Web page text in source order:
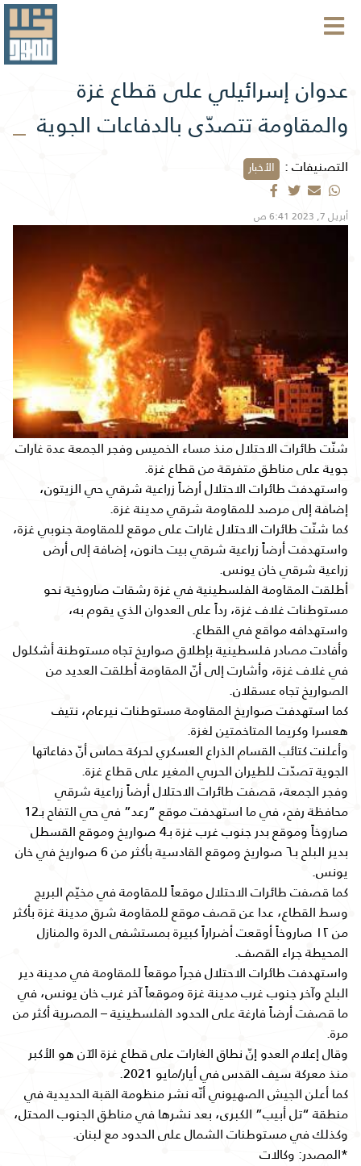
عدوان إسرائيلي على قطاع غزة
والمقاومة تتصدّى بالدفاعات الجوية
التصنيفات : الأخبار
أبريل 7, 2023 6:41 ص
شنّت طائرات الاحتلال منذ مساء الخميس وفجر الجمعة عدة غارات
جوية على مناطق متفرقة من قطاع غزة.
واستهدفت طائرات الاحتلال أرضاً زراعية شرقي حي الزيتون،
إضافة إلى مرصد للمقاومة شرقي مدينة غزة.
كما شنّت طائرات الاحتلال غارات على موقع للمقاومة جنوبي غزة،
واستهدفت أرضاً زراعية شرقي بيت حانون، إضافة إلى أرض
زراعية شرقي خان يونس.
أطلقت المقاومة الفلسطينية في غزة رشقات صاروخية نحو
مستوطنات غلاف غزة، رداً على العدوان الذي يقوم به،
واستهدافه مواقع في القطاع.
وأفادت مصادر فلسطينية بإطلاق صواريخ تجاه مستوطنة أشكلول
في غلاف غزة، وأشارت إلى أنّ المقاومة أطلقت العديد من
الصواريخ تجاه عسقلان.
كما استهدفت صواريخ المقاومة مستوطنات نيرعام، نتيف
هعسرا وكريما المتاخمتين لغزة.
وأعلنت كتائب القسام الذراع العسكري لحركة حماس أنّ دفاعاتها
الجوية تصدّت للطيران الحربي المغير على قطاع غزة.
وفجر الجمعة، قصفت طائرات الاحتلال أرضاً زراعية شرقي
محافظة رفح، في ما استهدفت موقع “رعد” في حي التفاح بـ12
صاروخاً وموقع بدر جنوب غرب غزة بـ4 صواريخ وموقع القسطل
بدير البلح بـ٦ صواريخ وموقع القادسية بأكثر من 6 صواريخ في خان
يونس.
كما قصفت طائرات الاحتلال موقعاً للمقاومة في مخيّم البريج
وسط القطاع، عدا عن قصف موقع للمقاومة شرق مدينة غزة بأكثر
من ١٢ صاروخاً أوقعت أضراراً كبيرة بمستشفى الدرة والمنازل
المحيطة جراء القصف.
واستهدفت طائرات الاحتلال فجراً موقعاً للمقاومة في مدينة دير
البلح وآخر جنوب غرب مدينة غزة وموقعاً آخر غرب خان يونس، في
ما قصفت أرضاً فارغة على الحدود الفلسطينية – المصرية أكثر من
مرة.
وقال إعلام العدو إنّ نطاق الغارات على قطاع غزة الآن هو الأكبر
منذ معركة سيف القدس في أيار/مايو 2021.
كما أعلن الجيش الصهيوني أنّه نشر منظومة القبة الحديدية في
منطقة “تل أبيب” الكبرى، بعد نشرها في مناطق الجنوب المحتل،
وكذلك في مستوطنات الشمال على الحدود مع لبنان.
*المصدر: وكالات